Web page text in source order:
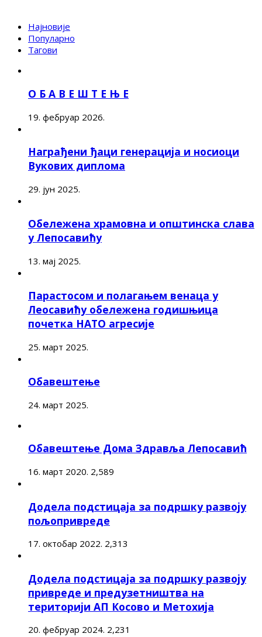
Најновије
Популарно
Тагови
О Б А В Е Ш Т Е Њ Е
19. фебруар 2026.
Награђени ђаци генерација и носиоци
Вукових диплома
29. јун 2025.
Обележена храмовна и општинска слава
у Лепосавићу
13. мај 2025.
Парастосом и полагањем венаца у
Леосавићу обележена годишњица
почетка НАТО агресије
25. март 2025.
Обавештење
24. март 2025.
Обавештење Дома Здравља Лепосавић
16. март 2020. 2,589
Додела подстицаја за подршку развоју
пољопривреде
17. октобар 2022. 2,313
Додела подстицаја за подршку развоју
привреде и предузетништва на
територији АП Косово и Метохија
20. фебруар 2024. 2,231